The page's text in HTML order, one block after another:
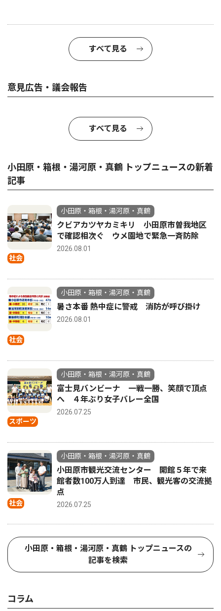
すべて見る
意見広告・議会報告
すべて見る
小田原・箱根・湯河原・真鶴 トップニュースの新着
記事
社会
小田原・箱根・湯河原・真鶴
クビアカツヤカミキリ 小田原市曽我地区
で確認相次ぐ ウメ園地で緊急一斉防除
2026.08.01
社会
小田原・箱根・湯河原・真鶴
暑さ本番 熱中症に警戒 消防が呼び掛け
2026.08.01
スポーツ
小田原・箱根・湯河原・真鶴
富士見バンビーナ 一戦一勝、笑顔で頂点
へ ４年ぶり女子バレー全国
2026.07.25
社会
小田原・箱根・湯河原・真鶴
小田原市観光交流センター 開館５年で来
館者数100万人到達 市民、観光客の交流拠
点
2026.07.25
小田原・箱根・湯河原・真鶴 トップニュースの
記事を検索
コラム